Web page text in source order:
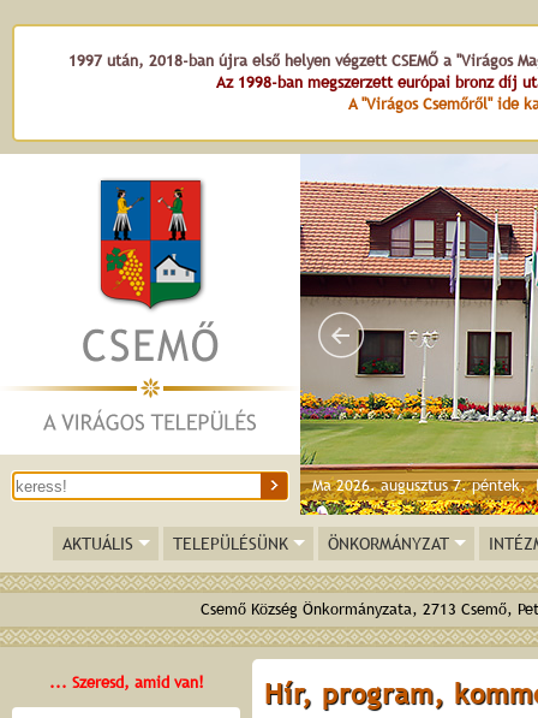
1997 után, 2018-ban újra első helyen végzett CSEMŐ a "Virágos
Az 1998-ban megszerzett európai bronz díj
A "Virágos Csemőről" ide
Ma 2026. augusztus 7. péntek,
AKTUÁLIS TELEPÜLÉSÜNK ÖNKORMÁNYZAT
Csemő Község Önkormányzata, 2713
... Szeresd, amid van! Hír, program,